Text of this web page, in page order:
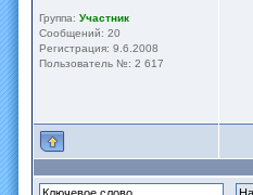
Группа: Участник
Сообщений: 20
Регистрация: 9.6.2008
Пользователь №: 2 617